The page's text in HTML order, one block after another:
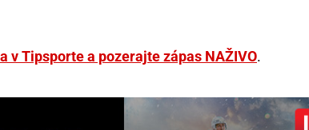
v Tipsporte a pozerajte zápas NAŽIVO.